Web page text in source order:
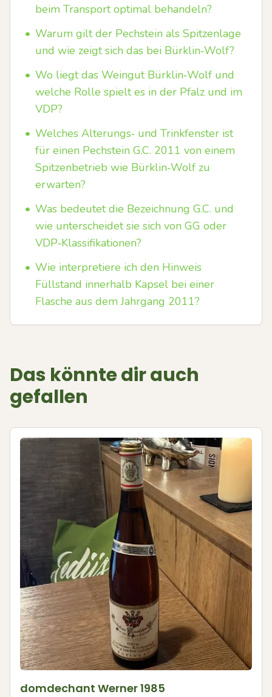
beim Transport optimal behandeln?
• Warum gilt der Pechstein als Spitzenlage
und wie zeigt sich das bei Bürklin‑Wolf?
• Wo liegt das Weingut Bürklin‑Wolf und
welche Rolle spielt es in der Pfalz und im
VDP?
• Welches Alterungs‑ und Trinkfenster ist
für einen Pechstein G.C. 2011 von einem
Spitzenbetrieb wie Bürklin‑Wolf zu
erwarten?
• Was bedeutet die Bezeichnung G.C. und
wie unterscheidet sie sich von GG oder
VDP‑Klassifikationen?
• Wie interpretiere ich den Hinweis
Füllstand innerhalb Kapsel bei einer
Flasche aus dem Jahrgang 2011?
Das könnte dir auch
gefallen
domdechant Werner 1985